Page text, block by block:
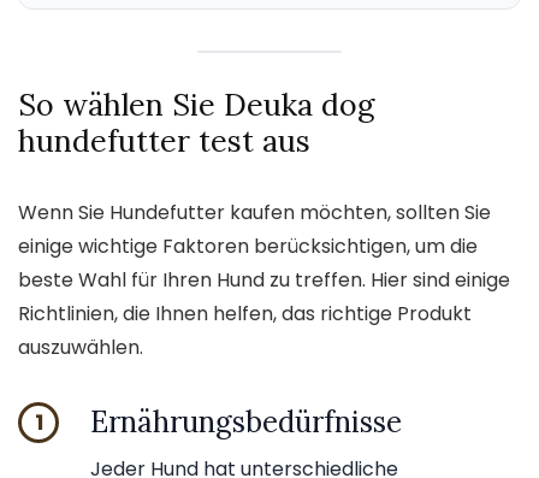
So wählen Sie Deuka dog
hundefutter test aus
Wenn Sie Hundefutter kaufen möchten, sollten Sie
einige wichtige Faktoren berücksichtigen, um die
beste Wahl für Ihren Hund zu treffen. Hier sind einige
Richtlinien, die Ihnen helfen, das richtige Produkt
auszuwählen.
1 Ernährungsbedürfnisse
Jeder Hund hat unterschiedliche